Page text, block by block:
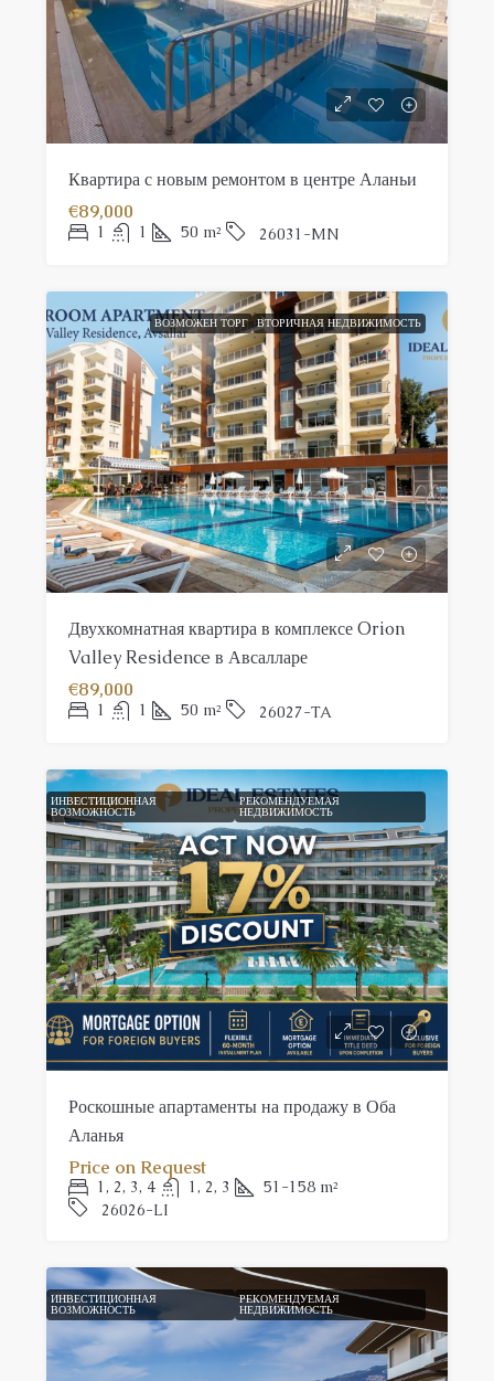
Квартира с новым ремонтом в центре Аланьи
€89,000
1 1 50 m² 26031-MN
ВОЗМОЖЕН ТОРГ ВТОРИЧНАЯ НЕДВИЖИМОСТЬ
Двухкомнатная квартира в комплексе Orion
Valley Residence в Авсалларе
€89,000
1 1 50 m² 26027-TA
FEATURED
ИНВЕСТИЦИОННАЯ
ВОЗМОЖНОСТЬ
РЕКОМЕНДУЕМАЯ
НЕДВИЖИМОСТЬ
Роскошные апартаменты на продажу в Оба
Аланья
Price on Request
1, 2, 3, 4 1, 2, 3 51-158 m²
26026-LI
ИНВЕСТИЦИОННАЯ
ВОЗМОЖНОСТЬ
РЕКОМЕНДУЕМАЯ
НЕДВИЖИМОСТЬ